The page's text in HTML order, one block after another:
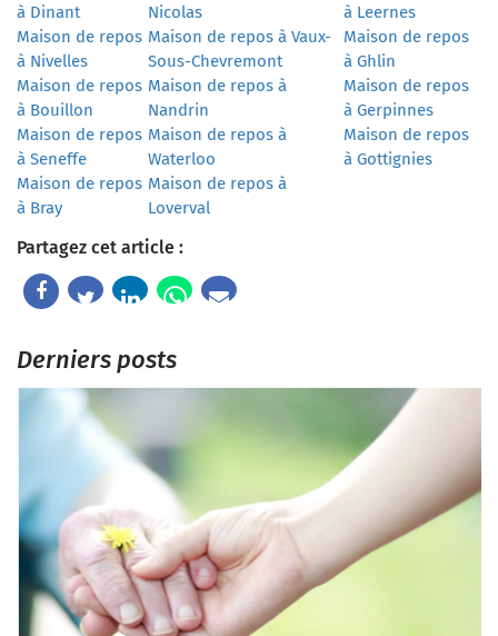
à Dinant
Nicolas
à Leernes
Maison de repos
à Nivelles
Maison de repos à Vaux-
Sous-Chevremont
Maison de repos
à Ghlin
Maison de repos
à Bouillon
Maison de repos à
Nandrin
Maison de repos
à Gerpinnes
Maison de repos
à Seneffe
Maison de repos à
Waterloo
Maison de repos
à Gottignies
Maison de repos
à Bray
Maison de repos à
Loverval
Partagez cet article :
Derniers posts